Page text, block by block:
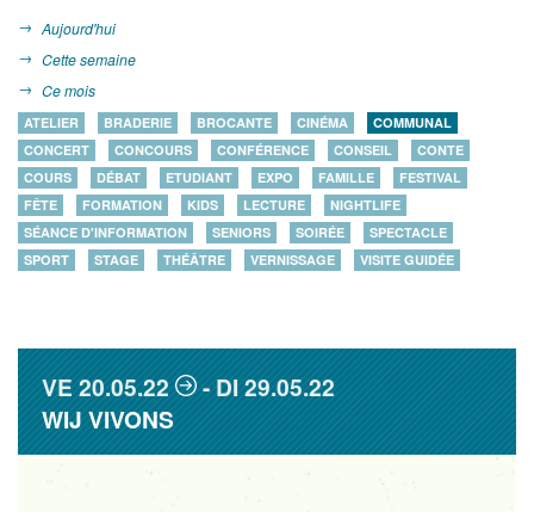
Aujourd'hui
Cette semaine
Ce mois
ATELIER BRADERIE BROCANTE CINÉMA
COMMUNAL
CONCERT
CONCOURS CONFÉRENCE CONSEIL
CONTE
COURS
DÉBAT ETUDIANT EXPO FAMILLE
FESTIVAL
FÊTE
FORMATION KIDS LECTURE
NIGHTLIFE
SÉANCE D'INFORMATION
SENIORS SOIRÉE
SPECTACLE
SPORT
STAGE THÉÂTRE VERNISSAGE VISITE GUIDÉE
VE20.05.22 DI29.05.22
WIJ VIVONS